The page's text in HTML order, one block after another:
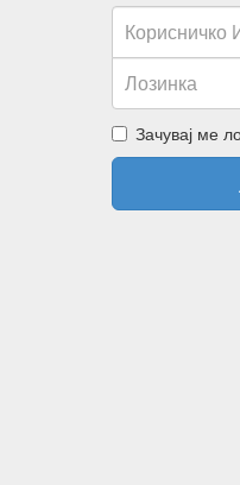
Зачувај ме